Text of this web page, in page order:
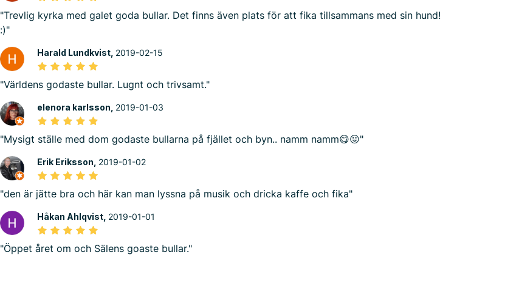
"Trevlig kyrka med galet goda bullar. Det finns även plats för att fika tillsammans med sin hund!
:)"
Harald Lundkvist, 2019-02-15
"Världens godaste bullar. Lugnt och trivsamt."
elenora karlsson, 2019-01-03
"Mysigt ställe med dom godaste bullarna på fjället och byn.. namm namm😋😛"
Erik Eriksson, 2019-01-02
"den är jätte bra och här kan man lyssna på musik och dricka kaffe och fika"
Håkan Ahlqvist, 2019-01-01
"Öppet året om och Sälens goaste bullar."